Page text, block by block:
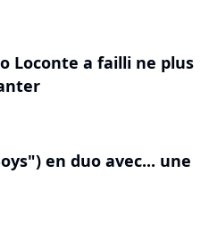
Loconte a failli ne plus
en duo avec... une